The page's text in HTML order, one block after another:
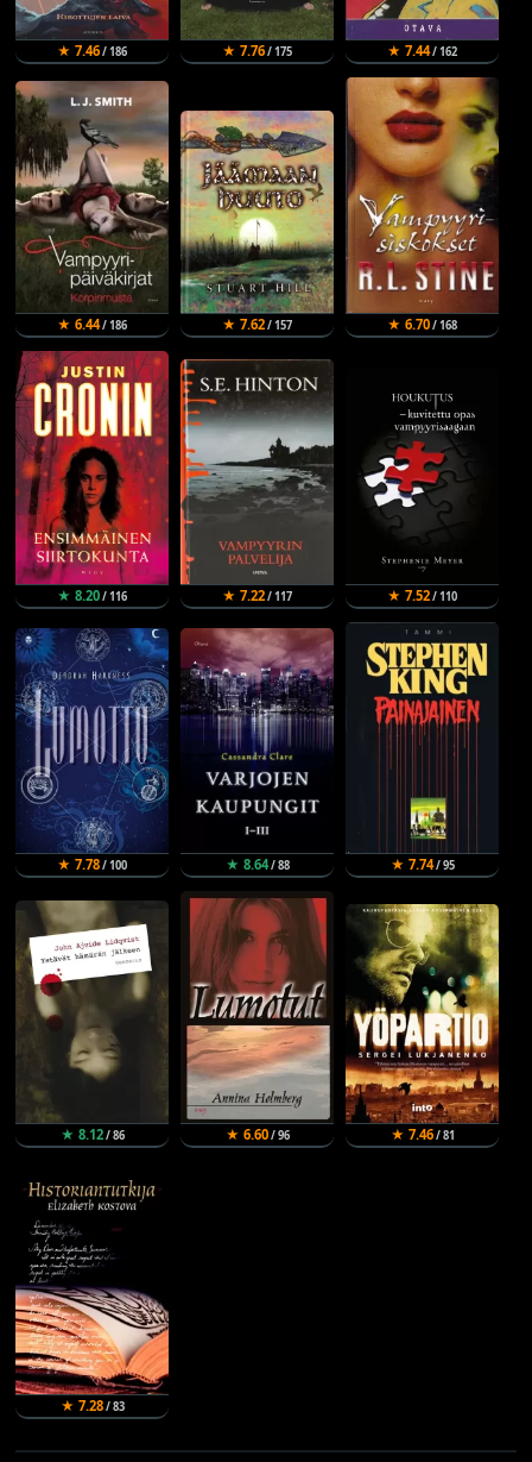
★ 7.46/ 186 ★ 7.76/ 175 ★ 7.44/ 162
★ 6.44/ 186 ★ 7.62/ 157 ★ 6.70/ 168
★ 8.20/ 116 ★ 7.22/ 117 ★ 7.52/ 110
★ 7.78/ 100 ★ 8.64/ 88 ★ 7.74/ 95
★ 8.12/ 86 ★ 6.60/ 96 ★ 7.46/ 81
★ 7.28/ 83